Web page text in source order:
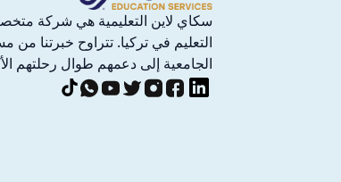
سكاي لاين التعليمية هي شركة
التعليم في تركيا. تتراوح خبرتنا
الجامعية إلى دعمهم طوال رحلتهم